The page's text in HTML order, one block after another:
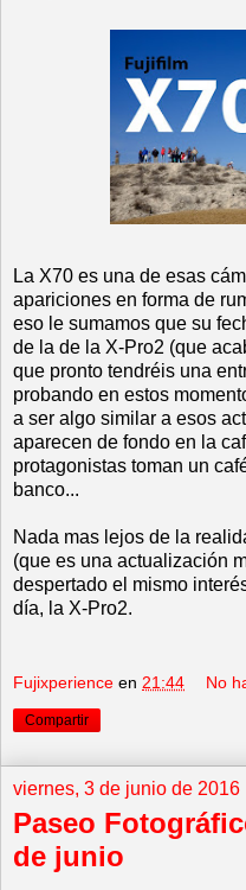
La X70 es una de esas
apariciones en forma de
eso le sumamos que su
de la de la X-Pro2 (que
que pronto tendréis una
probando en estos
a ser algo similar a esos
aparecen de fondo en la
protagonistas toman un
banco...
Nada mas lejos de la
(que es una actualización
despertado el mismo
día, la X-Pro2.
Fujixperience en 21:44 No
Compartir
viernes, 3 de junio de 2016
Paseo
de junio